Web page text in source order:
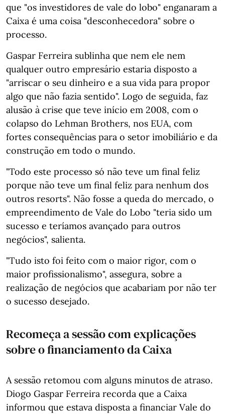
que "os investidores de vale do lobo" enganaram a
Caixa é uma coisa "desconhecedora" sobre o
processo.
Gaspar Ferreira sublinha que nem ele nem
qualquer outro empresário estaria disposto a
"arriscar o seu dinheiro e a sua vida para propor
algo que não fazia sentido". Logo de seguida, faz
alusão à crise que teve início em 2008, com o
colapso do Lehman Brothers, nos EUA, com
fortes consequências para o setor imobiliário e da
construção em todo o mundo.
"Todo este processo só não teve um final feliz
porque não teve um final feliz para nenhum dos
outros resorts". Não fosse a queda do mercado, o
empreendimento de Vale do Lobo "teria sido um
sucesso e teríamos avançado para outros
negócios", salienta.
"Tudo isto foi feito com o maior rigor, com o
maior profissionalismo", assegura, sobre a
realização de negócios que acabariam por não ter
o sucesso desejado.
Recomeça a sessão com explicações
sobre o financiamento da Caixa
A sessão retomou com alguns minutos de atraso.
Diogo Gaspar Ferreira recorda que a Caixa
informou que estava disposta a financiar Vale do